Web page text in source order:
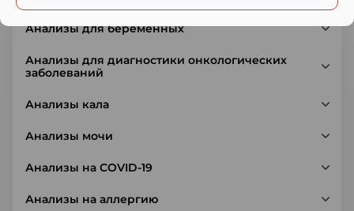
Анализы для беременных
Анализы для диагностики онкологических
заболеваний
Анализы кала
Анализы мочи
Анализы на COVID-19
Анализы на аллергию